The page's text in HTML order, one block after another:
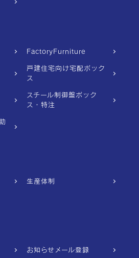
FactoryFurniture
戸建住宅向け宅配ボック
ス
スチール制御盤ボック
ス・特注
生産体制
お知らせメール登録